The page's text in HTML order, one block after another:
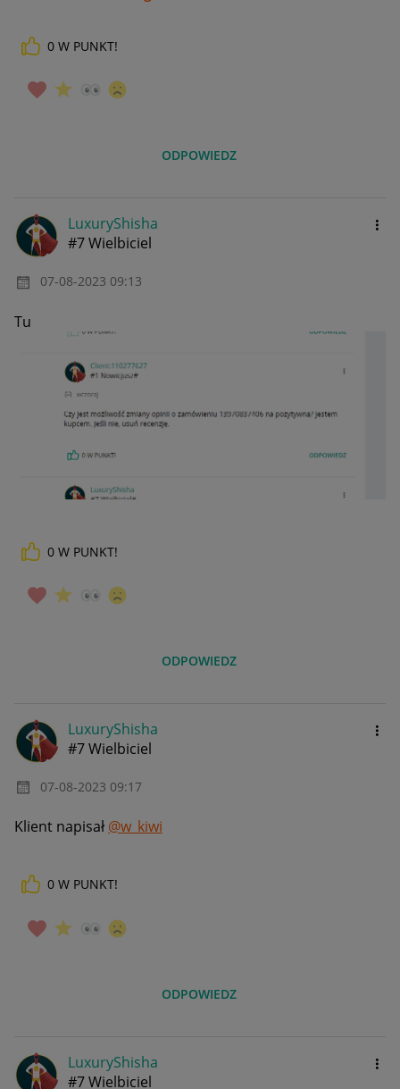
0 W PUNKT!
ODPOWIEDZ
LuxuryShisha
#7 Wielbiciel
‎07-08-2023 09:13
Tu
0 W PUNKT!
ODPOWIEDZ
LuxuryShisha
#7 Wielbiciel
‎07-08-2023 09:17
Klient napisał @w_kiwi
0 W PUNKT!
ODPOWIEDZ
LuxuryShisha
#7 Wielbiciel